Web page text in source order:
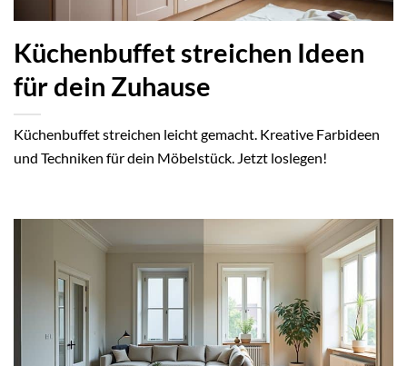
Küchenbuffet streichen Ideen
für dein Zuhause
Küchenbuffet streichen leicht gemacht. Kreative Farbideen
und Techniken für dein Möbelstück. Jetzt loslegen!